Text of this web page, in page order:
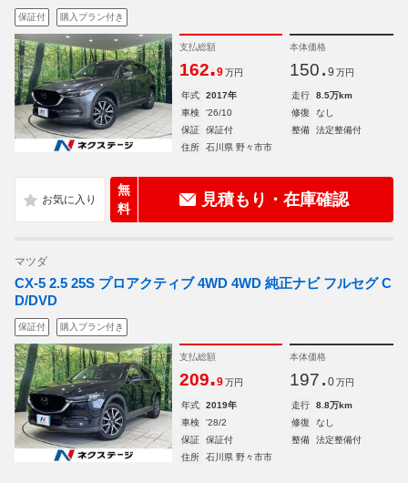
保証付 購入プラン付き
支払総額
162.9 万円
本体価格
150. 9 万円
年式 2017年 走行
8.5万km
車検
'26/10 修復
なし
保証
保証付 整備
法定整備付
住所
石川県 野々市市
無
料
見積もり・在庫確認
マツダ
CX-5 2.5 25S プロアクティブ 4WD 4WD 純正ナビ フルセグ C
D/DVD
保証付 購入プラン付き
支払総額
209.9 万円
本体価格
197. 0 万円
年式 2019年 走行
8.8万km
車検
'28/2 修復
なし
保証
保証付 整備
法定整備付
住所
石川県 野々市市